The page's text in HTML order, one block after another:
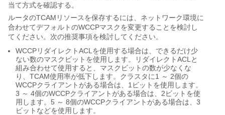
当て方式を確認する。
ルータのTCAMリソースを保存するには、ネットワーク環境に
合わせてデフォルトのWCCPマスクを変更することを検討し
てください。次の推奨事項を検討してください。
WCCPリダイレクトACLを使用する場合は、できるだけ少
ない数のマスクビットを使用します。リダイレクトACLと
組み合わせて使用すると、マスクビットの数が少なくな
り、TCAM使用率が低下します。クラスタに1 ～ 2個の
WCCPクライアントがある場合は、1ビットを使用します。
3 ～ 4個のWCCPクライアントがある場合は、2ビットを使
用します。5 ～ 8個のWCCPクライアントがある場合は、3
ビットなどを使用します。